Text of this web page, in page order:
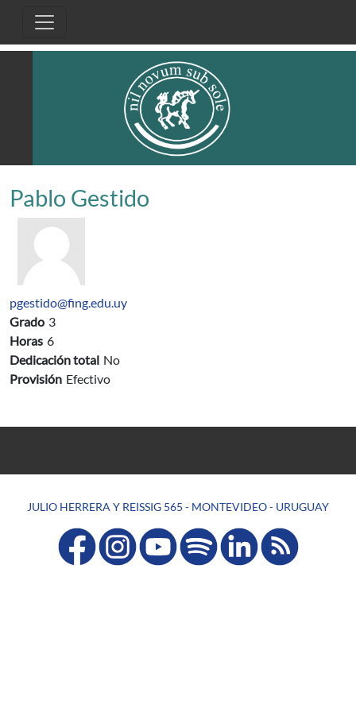
Pablo Gestido
pgestido@fing.edu.uy
Grado 3
Horas 6
Dedicación total No
Provisión Efectivo
JULIO HERRERA Y REISSIG 565 - MONTEVIDEO - URUGUAY